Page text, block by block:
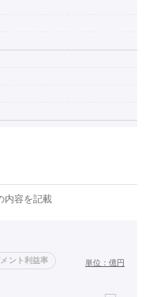
内容を記載
ント利益率 単位： 億円